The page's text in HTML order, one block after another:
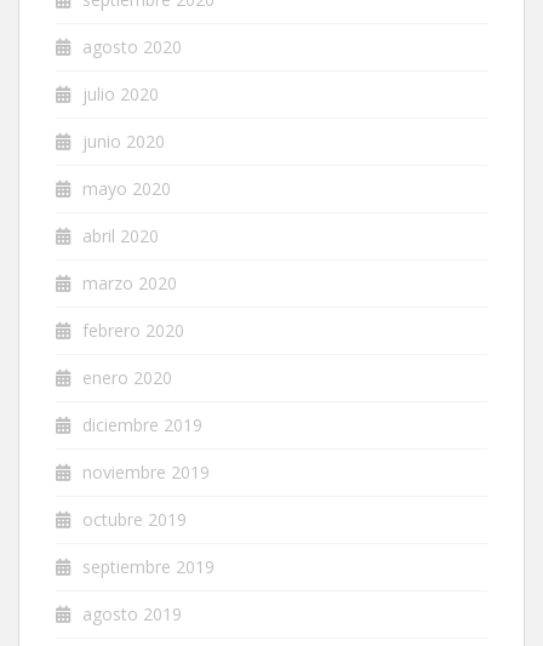
agosto 2020
julio 2020
junio 2020
mayo 2020
abril 2020
marzo 2020
febrero 2020
enero 2020
diciembre 2019
noviembre 2019
octubre 2019
septiembre 2019
agosto 2019